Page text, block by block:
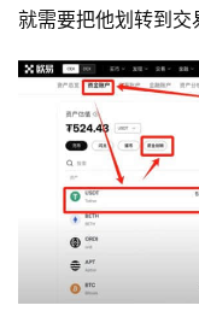
就需要把他划转到交